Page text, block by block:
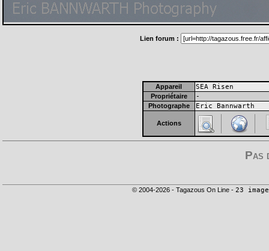
Lien forum :
Appareil SEA Risen
Propriétaire -
Photographe Eric Bannwarth
Actions
Pas
© 2004-2026 - Tagazous On Line - 23